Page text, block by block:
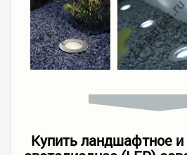
Купить ландшафтное и